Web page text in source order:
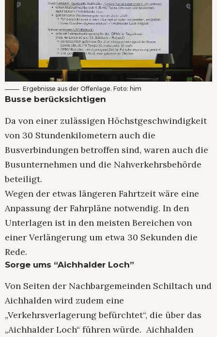
Ergebnisse aus der Offenlage. Foto: him
Busse berücksichtigen
Da von einer zulässigen Höchstgeschwindigkeit
von 30 Stundenkilometern auch die
Busverbindungen betroffen sind, waren auch die
Busunternehmen und die Nahverkehrsbehörde
beteiligt.
Wegen der etwas längeren Fahrtzeit wäre eine
Anpassung der Fahrpläne notwendig. In den
Unterlagen ist in den meisten Bereichen von
einer Verlängerung um etwa 30 Sekunden die
Rede.
Sorge ums “Aichhalder Loch”
Von Seiten der Nachbargemeinden Schiltach und
Aichhalden wird zudem eine
„Verkehrsverlagerung befürchtet“, die über das
„Aichhalder Loch“ führen würde. Aichhalden